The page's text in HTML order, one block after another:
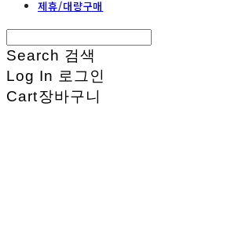
제휴/대량구매
Search 검색
Log In 로그인
Cart장바구니